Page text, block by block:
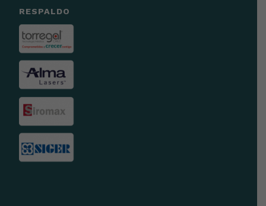
RESPALDO